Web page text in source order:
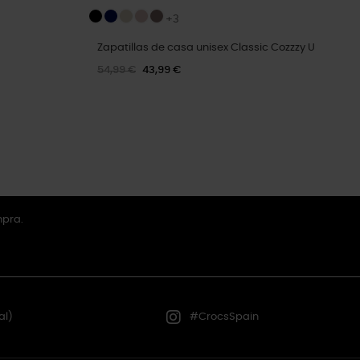
+3
Zapatillas de casa unisex Classic Cozzzy U
54,99 € 43,99 €
#CrocsSpain